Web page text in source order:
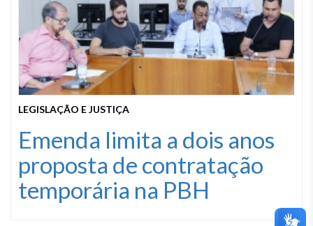
LEGISLAÇÃO E JUSTIÇA
Emenda limita a dois anos
proposta de contratação
temporária na PBH